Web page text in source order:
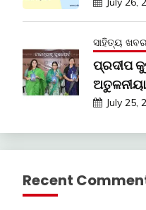
ସାହିତ୍ୟ ଖବର
ପ୍ରଦୀପ
July 25,
Recent